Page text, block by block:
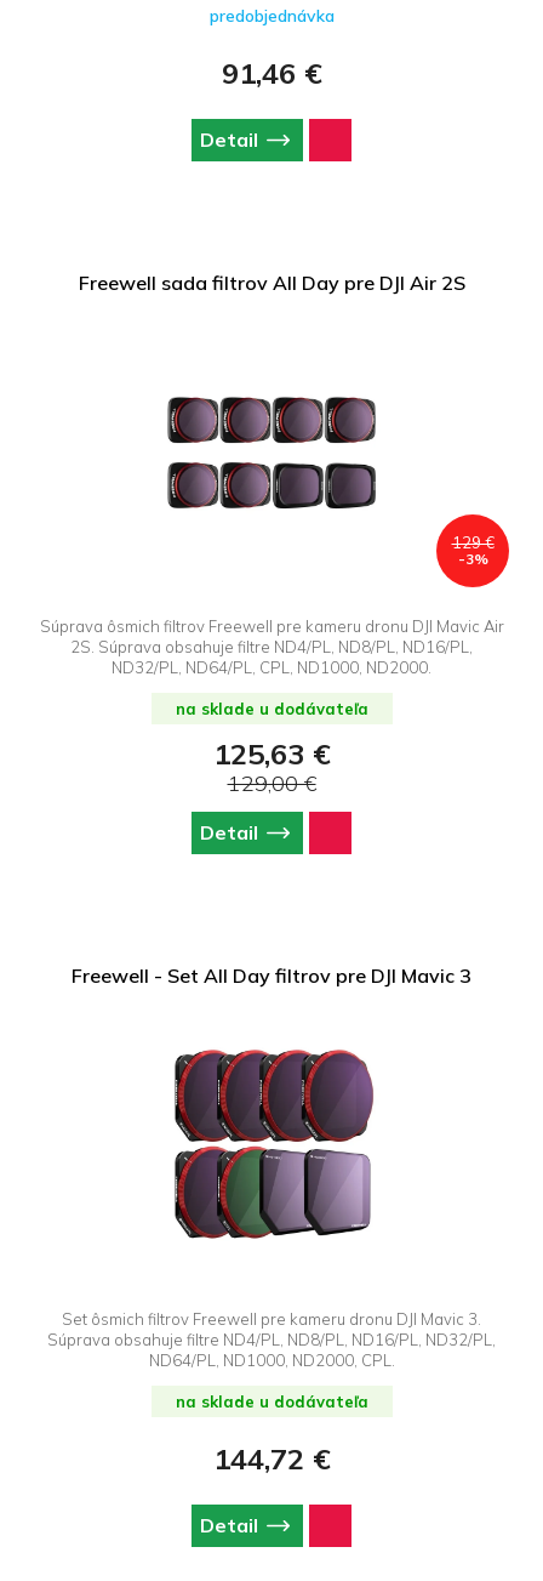
predobjednávka
91,46 €
Detail
Freewell sada filtrov All Day pre DJI Air 2S
129 €
-3%
Súprava ôsmich filtrov Freewell pre kameru dronu DJI Mavic Air
2S. Súprava obsahuje filtre ND4/PL, ND8/PL, ND16/PL,
ND32/PL, ND64/PL, CPL, ND1000, ND2000.
na sklade u dodávateľa
125,63 €
129,00 €
Detail
Freewell - Set All Day filtrov pre DJI Mavic 3
Set ôsmich filtrov Freewell pre kameru dronu DJI Mavic 3.
Súprava obsahuje filtre ND4/PL, ND8/PL, ND16/PL, ND32/PL,
ND64/PL, ND1000, ND2000, CPL.
na sklade u dodávateľa
144,72 €
Detail